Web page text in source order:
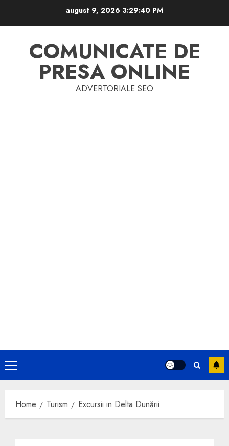
august 9, 20263:29:41 PM
COMUNICATE DE
PRESA ONLINE
ADVERTORIALE SEO
Primary
Menu
Home Turism Excursii in Delta Dunării